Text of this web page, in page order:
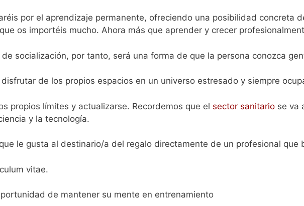
por el aprendizaje permanente, ofreciendo una posibilidad concreta
os importéis mucho. Ahora más que aprender y crecer
socialización, por tanto, será una forma de que la persona conozca
de los propios espacios en un universo estresado y siempre
propios límites y actualizarse. Recordemos que el sector sanitario se va
y la tecnología.
le gusta al destinario/a del regalo directamente de un profesional que
vitae.
de mantener su mente en entrenamiento